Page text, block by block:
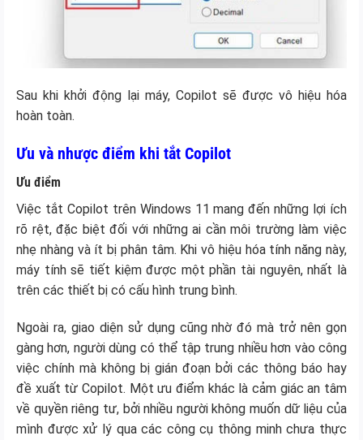
Sau khi khởi động lại máy, Copilot sẽ được vô hiệu hóa
hoàn toàn.
Ưu và nhược điểm khi tắt Copilot
Ưu điểm
Việc tắt Copilot trên Windows 11 mang đến những lợi ích
rõ rệt, đặc biệt đối với những ai cần môi trường làm việc
nhẹ nhàng và ít bị phân tâm. Khi vô hiệu hóa tính năng này,
máy tính sẽ tiết kiệm được một phần tài nguyên, nhất là
trên các thiết bị có cấu hình trung bình.
Ngoài ra, giao diện sử dụng cũng nhờ đó mà trở nên gọn
gàng hơn, người dùng có thể tập trung nhiều hơn vào công
việc chính mà không bị gián đoạn bởi các thông báo hay
đề xuất từ Copilot. Một ưu điểm khác là cảm giác an tâm
về quyền riêng tư, bởi nhiều người không muốn dữ liệu của
mình được xử lý qua các công cụ thông minh chưa thực